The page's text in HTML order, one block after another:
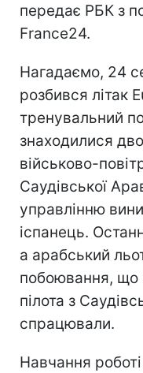
передає РБК з
France24.
Нагадаємо, 24
розбився літак
тренувальний
знаходилися
військово-
Саудівської
управлінню
іспанець.
а арабський
побоювання, що
пілота з
спрацювали.
Навчання